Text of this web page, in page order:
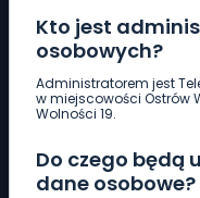
Kto jest
osobowych?
Administratorem jest
w miejscowości Ostrów
Wolności 19.
Do czego będą
dane osobowe?
Pobierz logotyp
661 997 997